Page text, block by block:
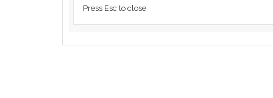
Press Esc to close